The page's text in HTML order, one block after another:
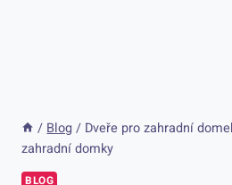
/ Blog / Dveře pro zahradní
zahradní domky
BLOG